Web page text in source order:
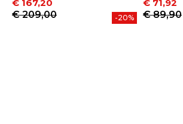
Prijs
€ 167,20
Normale prijs
€ 209,00 -20% Prijs
€ 71,92
€ 89,90